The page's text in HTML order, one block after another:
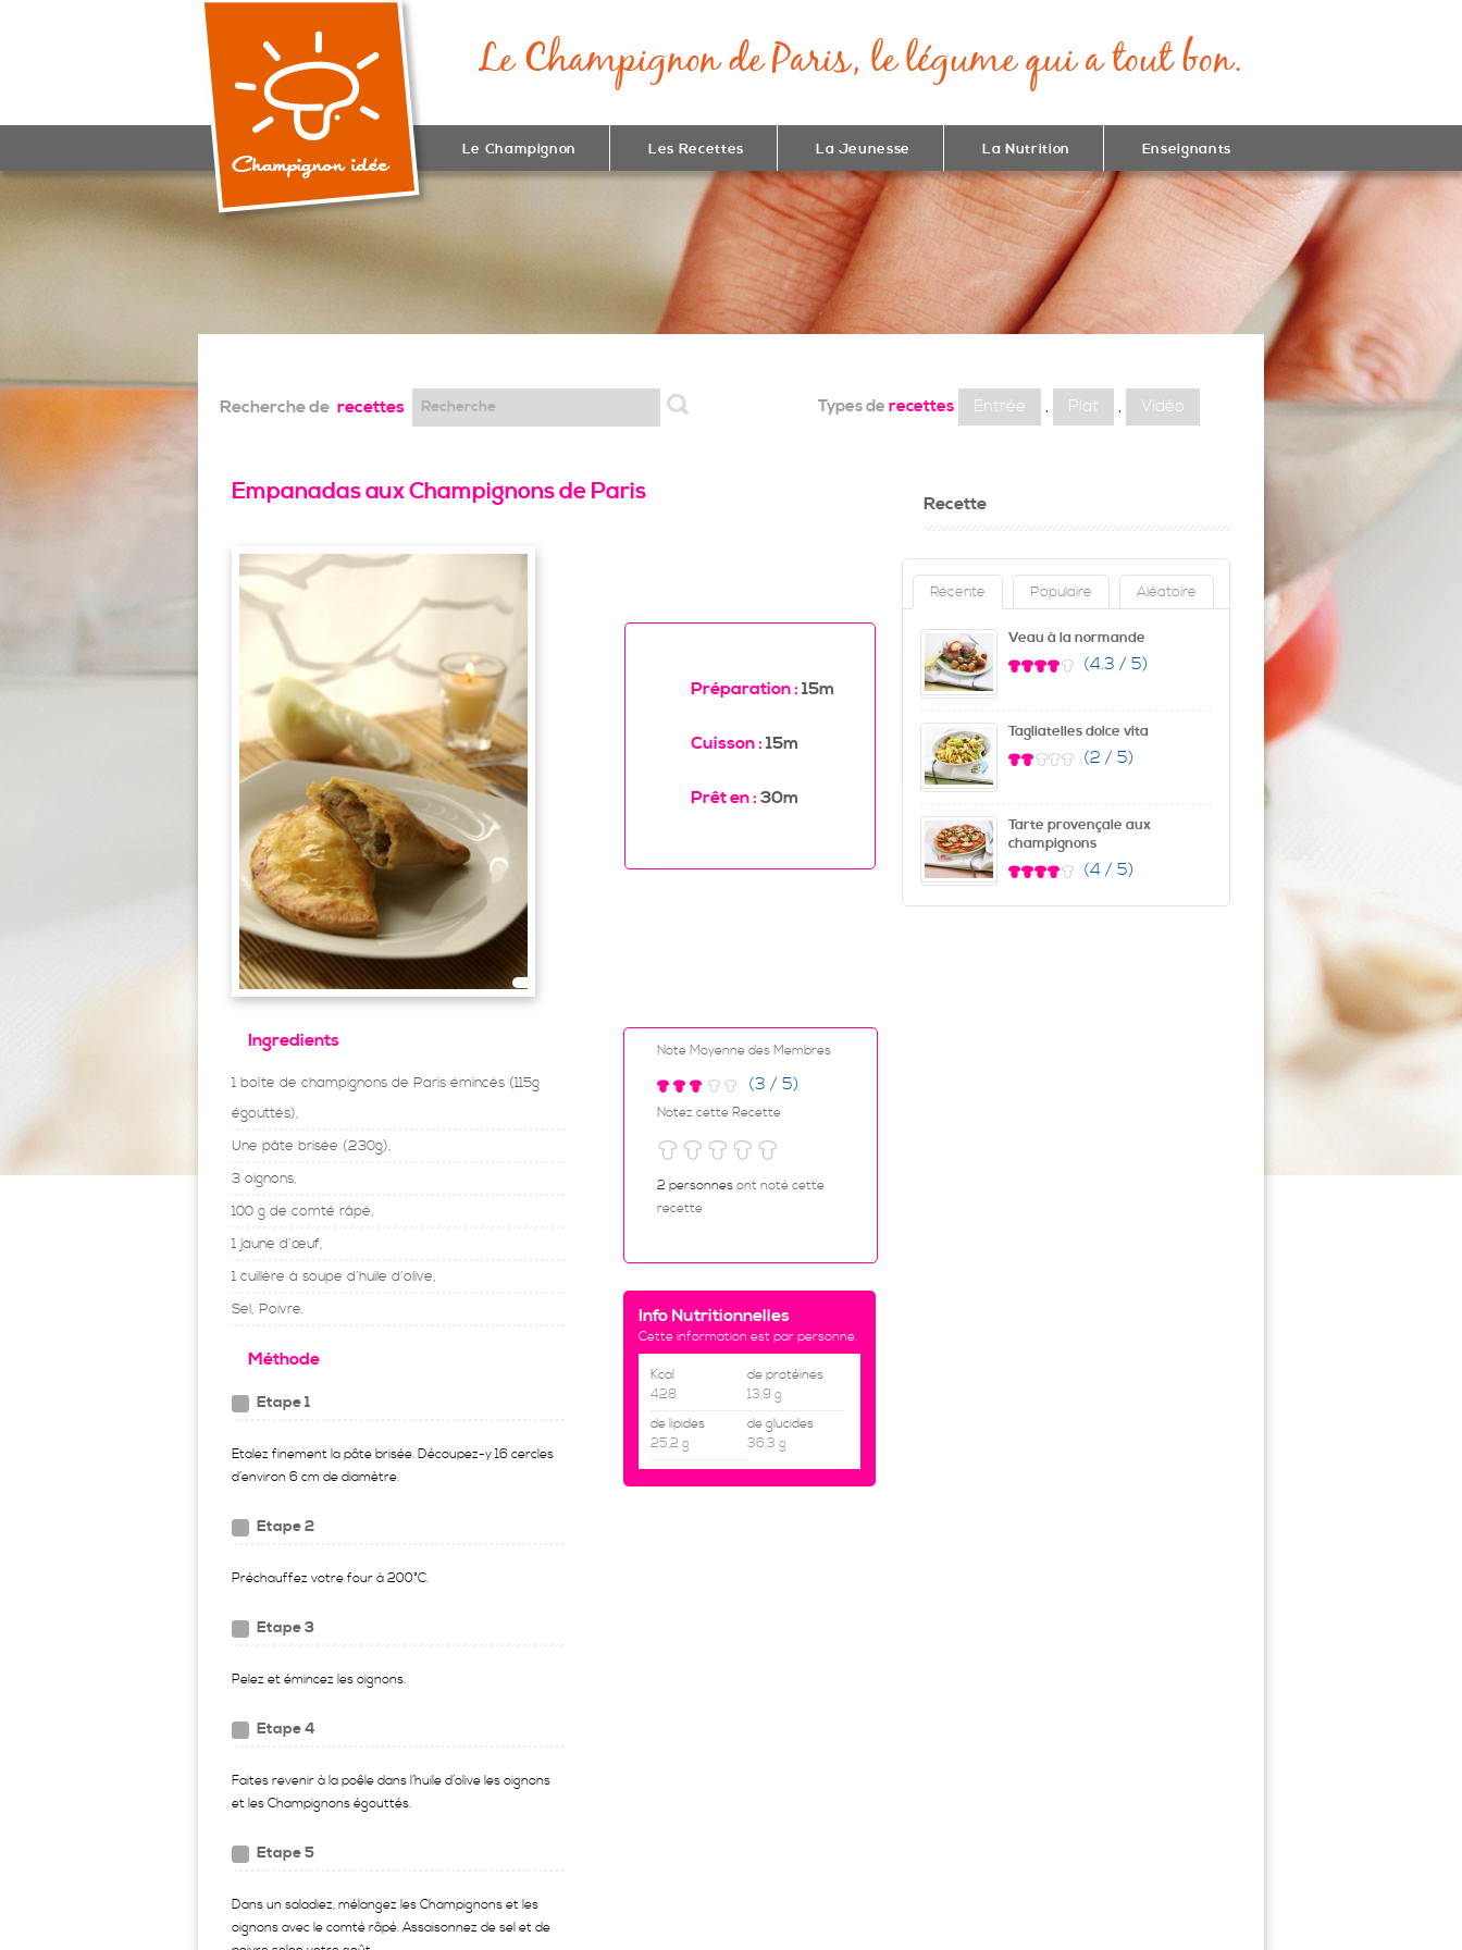
Enseignants
La Nutrition
La Jeunesse
Les Recettes
Le Champignon
Recherche de recettes Types de recettes Entrée , Plat , Vidéo
Empanadas aux Champignons de Paris
Préparation : 15m
Cuisson : 15m
Prêt en : 30m
Ingredients
1 boîte de champignons de Paris émincés (115g
égouttés),
Une pâte brisée (230g),
3 oignons,
100 g de comté râpé,
1 jaune d’œuf,
1 cuillère à soupe d’huile d’olive,
Sel, Poivre.
Méthode
Etape 1
Etalez finement la pâte brisée. Découpez-y 16 cercles
d’environ 6 cm de diamètre.
Etape 2
Préchauffez votre four à 200°C.
Etape 3
Pelez et émincez les oignons.
Etape 4
Faites revenir à la poêle dans l’huile d’olive les oignons
et les Champignons égouttés.
Etape 5
Dans un saladiez, mélangez les Champignons et les
oignons avec le comté râpé. Assaisonnez de sel et de
Note Moyenne des Membres
(3 / 5)
Notez cette Recette
2 personnes ont noté cette
recette
Info Nutritionnelles
Cette information est par personne.
Kcal
428
de protéines
13,9 g
de lipides
25,2 g
de glucides
36,3 g
Recette
Récente Populaire Aléatoire
Veau à la normande
(4.3 / 5)
Tagliatelles dolce vita
(2 / 5)
Tarte provençale aux
champignons
(4 / 5)